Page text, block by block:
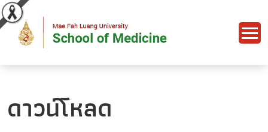
ดาวน์โหลด